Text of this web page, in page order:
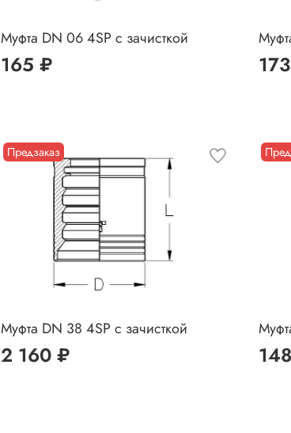
Муфта DN 06 4SP с зачисткой
165 ₽
Предзаказ
Муфта DN 38 4SP с зачисткой
2 160 ₽